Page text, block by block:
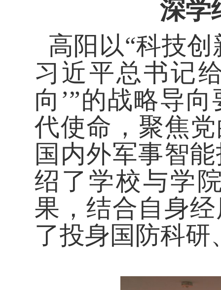
深学
高阳以“科技
习近平总书记
向’”的战略导
代使命，聚焦
国内外军事智
绍了学校与学
果，结合自身
了投身国防科研